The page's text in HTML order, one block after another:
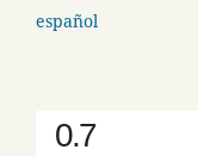
español
0.7